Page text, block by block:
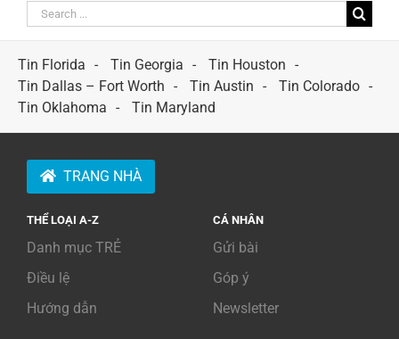
Search
for:
Tin Florida
Tin Georgia
Tin Houston
Tin Dallas – Fort Worth
Tin Austin
Tin Colorado
Tin Oklahoma
Tin Maryland
TRANG NHÀ
THỂ LOẠI A-Z
Danh mục TRẺ
Điều lệ
Hướng dẫn
CÁ NHÂN
Gửi bài
Góp ý
Newsletter